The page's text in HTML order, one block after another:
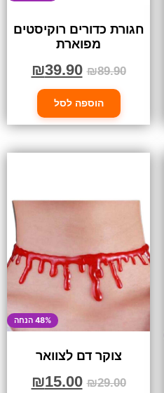
חגורת כדורים רוקיסטים
מפוארת
₪89.90
₪39.90
הוספה לסל
48% הנחה
צוקר דם לצוואר
₪29.00
₪15.00